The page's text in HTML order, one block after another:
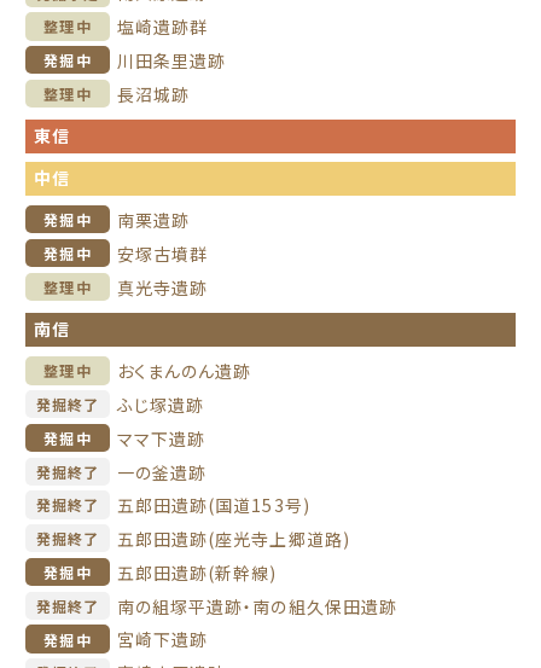
整理中 塩崎遺跡群
発掘中 川田条里遺跡
整理中
長沼城跡
東信
中信
発掘中 南栗遺跡
発掘中 安塚古墳群
整理中
真光寺遺跡
南信
整理中 おくまんのん遺跡
発掘終了 ふじ塚遺跡
発掘中 ママ下遺跡
発掘終了 一の釜遺跡
発掘終了 五郎田遺跡(国道153号)
発掘終了 五郎田遺跡(座光寺上郷道路)
発掘中 五郎田遺跡(新幹線)
発掘終了 南の組塚平遺跡・南の組久保田遺跡
発掘中 宮崎下遺跡